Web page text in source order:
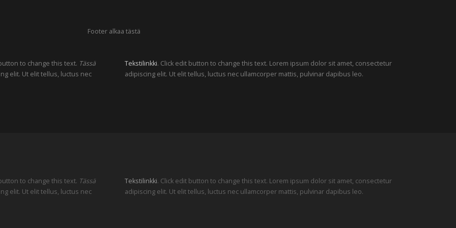
Footer alkaa tästä
to change this text. Tässä
elit. Ut elit tellus, luctus nec
Tekstilinkki. Click edit button to change this text. Lorem ipsum dolor sit amet, consectetur
adipiscing elit. Ut elit tellus, luctus nec ullamcorper mattis, pulvinar dapibus leo.
to change this text. Tässä
elit. Ut elit tellus, luctus nec
Tekstilinkki. Click edit button to change this text. Lorem ipsum dolor sit amet, consectetur
adipiscing elit. Ut elit tellus, luctus nec ullamcorper mattis, pulvinar dapibus leo.